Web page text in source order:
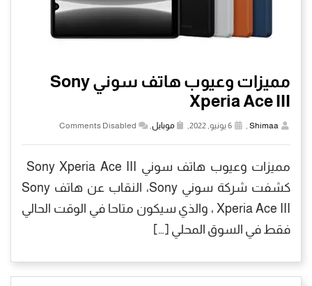
مميزات وعيوب هاتف سوني Sony
Xperia Ace III
Shimaa موبايل Comments Disabled
كشفت شركة سوني Sony، النقاب عن هاتف Sony
Xperia Ace III ، والذي سيكون متاحا في الوقت الحالي
فقط في السوق المحلي […]